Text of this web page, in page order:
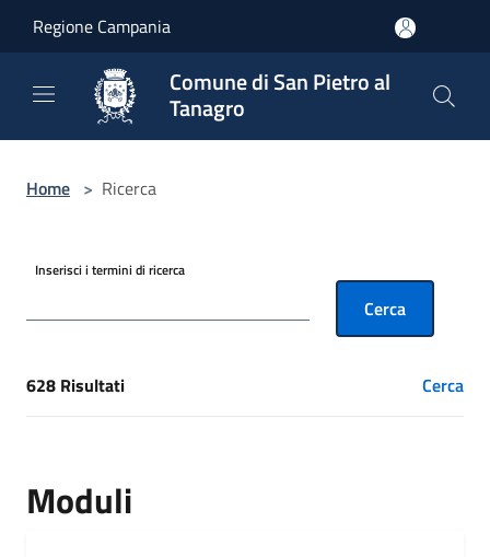
Regione Campania
Comune di San Pietro al
Tanagro
Home > Ricerca
Inserisci i termini di ricerca
Cerca
[results] Risultati
628 Risultati Cerca
Moduli